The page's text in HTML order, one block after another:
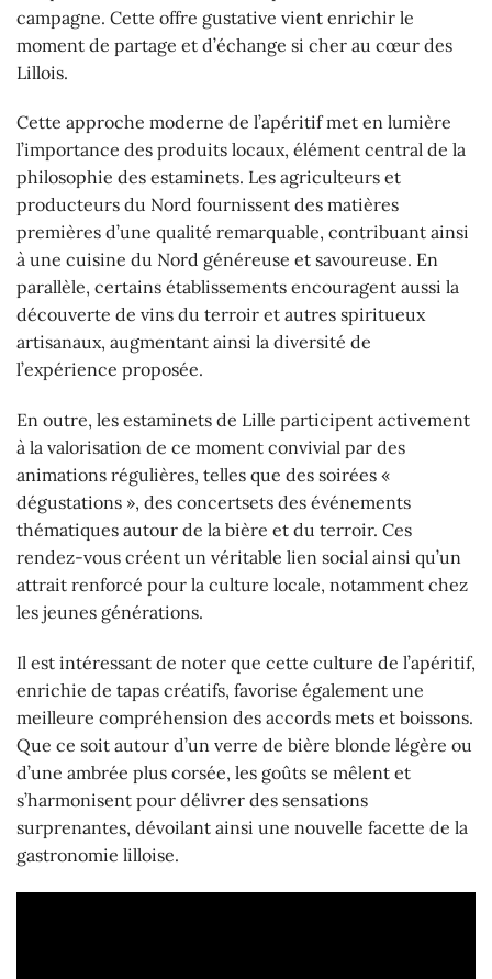
campagne. Cette offre gustative vient enrichir le
moment de partage et d’échange si cher au cœur des
Lillois.
Cette approche moderne de l’apéritif met en lumière
l’importance des produits locaux, élément central de la
philosophie des estaminets. Les agriculteurs et
producteurs du Nord fournissent des matières
premières d’une qualité remarquable, contribuant ainsi
à une cuisine du Nord généreuse et savoureuse. En
parallèle, certains établissements encouragent aussi la
découverte de vins du terroir et autres spiritueux
artisanaux, augmentant ainsi la diversité de
l’expérience proposée.
En outre, les estaminets de Lille participent activement
à la valorisation de ce moment convivial par des
animations régulières, telles que des soirées «
dégustations », des concertsets des événements
thématiques autour de la bière et du terroir. Ces
rendez-vous créent un véritable lien social ainsi qu’un
attrait renforcé pour la culture locale, notamment chez
les jeunes générations.
Il est intéressant de noter que cette culture de l’apéritif,
enrichie de tapas créatifs, favorise également une
meilleure compréhension des accords mets et boissons.
Que ce soit autour d’un verre de bière blonde légère ou
d’une ambrée plus corsée, les goûts se mêlent et
s’harmonisent pour délivrer des sensations
surprenantes, dévoilant ainsi une nouvelle facette de la
gastronomie lilloise.